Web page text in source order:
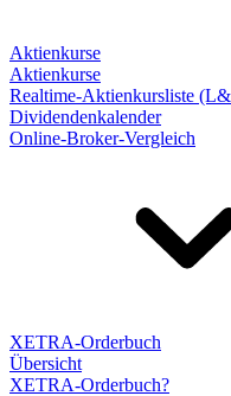
Aktienkurse
Aktienkurse
Realtime-Aktienkursliste
Dividendenkalender
Online-Broker-Vergleich
XETRA-Orderbuch
Übersicht
XETRA-Orderbuch?